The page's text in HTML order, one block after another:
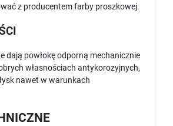
z producentem farby proszkowej.
dają powłokę odporną mechanicznie
własnościach antykorozyjnych,
nawet w warunkach